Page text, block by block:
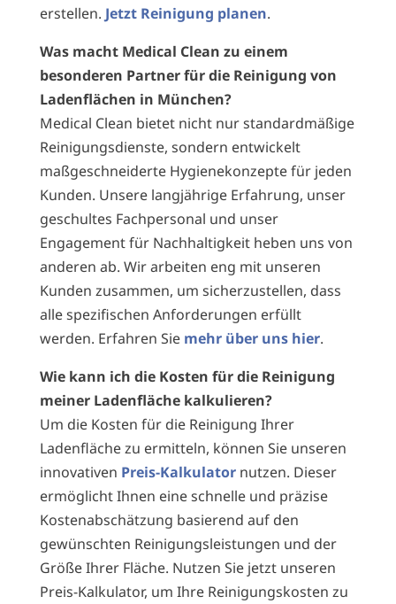
erstellen. Jetzt Reinigung planen.
Was macht Medical Clean zu einem
besonderen Partner für die Reinigung von
Ladenflächen in München?
Medical Clean bietet nicht nur standardmäßige
Reinigungsdienste, sondern entwickelt
maßgeschneiderte Hygienekonzepte für jeden
Kunden. Unsere langjährige Erfahrung, unser
geschultes Fachpersonal und unser
Engagement für Nachhaltigkeit heben uns von
anderen ab. Wir arbeiten eng mit unseren
Kunden zusammen, um sicherzustellen, dass
alle spezifischen Anforderungen erfüllt
werden. Erfahren Sie mehr über uns hier.
Wie kann ich die Kosten für die Reinigung
meiner Ladenfläche kalkulieren?
Um die Kosten für die Reinigung Ihrer
Ladenfläche zu ermitteln, können Sie unseren
innovativen Preis-Kalkulatornutzen. Dieser
ermöglicht Ihnen eine schnelle und präzise
Kostenabschätzung basierend auf den
gewünschten Reinigungsleistungen und der
Größe Ihrer Fläche. Nutzen Sie jetzt unseren
Preis-Kalkulator, um Ihre Reinigungskosten zu